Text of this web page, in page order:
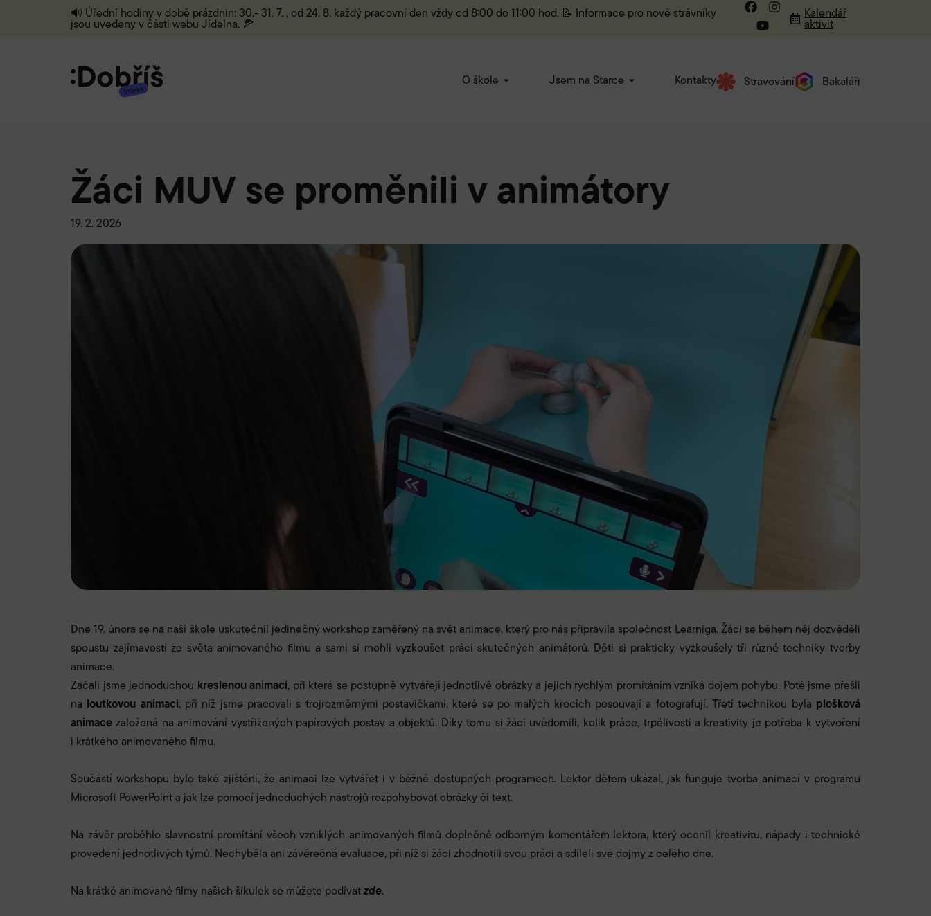
🔊 Úřední hodiny v době prázdnin: 30.- 31. 7. , od 24. 8. každý pracovní den vždy od 8:00 do 11:00 hod. 📝 Informace pro nové strávníky
jsou uvedeny v části webu Jídelna. 🍕
Kalendář
aktivit
O škole Jsem na Starce Kontakty Stravování Bakaláři
Žáci MUV se proměnili v animátory
19. 2. 2026
Dne 19. února se na naší škole uskutečnil jedinečný workshop zaměřený na svět animace, který pro nás připravila společnost Learniga. Žáci se během něj dozvěděli
spoustu zajímavostí ze světa animovaného filmu a sami si mohli vyzkoušet práci skutečných animátorů. Děti si prakticky vyzkoušely tři různé techniky tvorby
animace.
Začali jsme jednoduchou kreslenou animací, při které se postupně vytvářejí jednotlivé obrázky a jejich rychlým promítáním vzniká dojem pohybu. Poté jsme přešli
na loutkovou animaci, při níž jsme pracovali s trojrozměrnými postavičkami, které se po malých krocích posouvají a fotografují. Třetí technikou byla plošková
animace založená na animování vystřižených papírových postav a objektů. Díky tomu si žáci uvědomili, kolik práce, trpělivosti a kreativity je potřeba k vytvoření
i krátkého animovaného filmu.
Součástí workshopu bylo také zjištění, že animaci lze vytvářet i v běžně dostupných programech. Lektor dětem ukázal, jak funguje tvorba animací v programu
Microsoft PowerPoint a jak lze pomocí jednoduchých nástrojů rozpohybovat obrázky či text.
Na závěr proběhlo slavnostní promítání všech vzniklých animovaných filmů doplněné odborným komentářem lektora, který ocenil kreativitu, nápady i technické
provedení jednotlivých týmů. Nechyběla ani závěrečná evaluace, při níž si žáci zhodnotili svou práci a sdíleli své dojmy z celého dne.
Na krátké animované filmy našich šikulek se můžete podívatzde.